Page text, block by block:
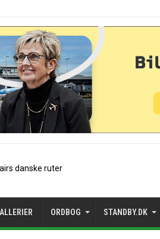
u
ORDBOG STANDBY.DK